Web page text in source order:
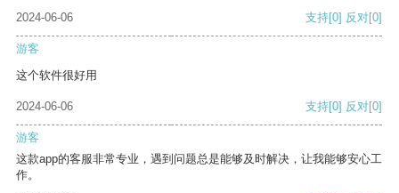
2024-06-06
支持[0] 反对[0]
游客
这个软件很好用
2024-06-06 支持[0] 反对[0]
游客
这款app的客服非常专业，遇到问题总是能够及时解决，让我能够安心工
作。